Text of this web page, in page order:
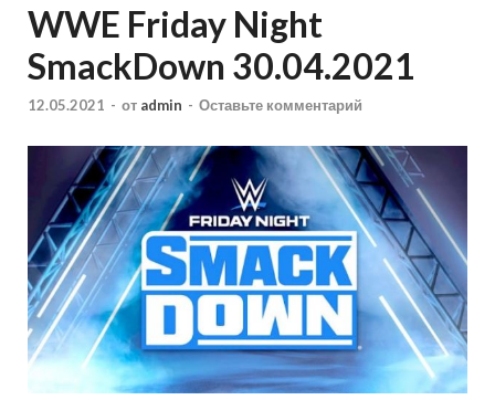
WWE Friday Night
SmackDown 30.04.2021
12.05.2021 - от admin - Оставьте комментарий